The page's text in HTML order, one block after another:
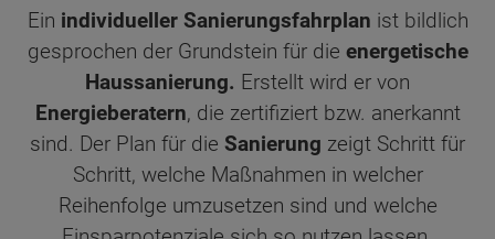
Ein individueller Sanierungsfahrplan ist bildlich
gesprochen der Grundstein für die energetische
Haussanierung. Erstellt wird er von
Energieberatern, die zertifiziert bzw. anerkannt
sind. Der Plan für die Sanierung zeigt Schritt für
Schritt, welche Maßnahmen in welcher
Reihenfolge umzusetzen sind und welche